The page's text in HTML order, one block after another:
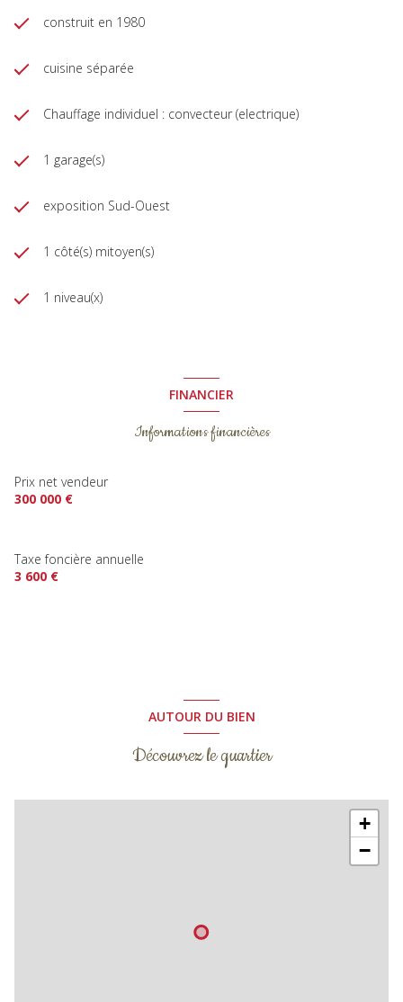
construit en 1980
cuisine séparée
Chauffage individuel : convecteur (electrique)
1 garage(s)
exposition Sud-Ouest
1 côté(s) mitoyen(s)
1 niveau(x)
FINANCIER
Informations financières
Prix net vendeur
300 000 €
Taxe foncière annuelle
3 600 €
AUTOUR DU BIEN
Découvrez le quartier
+
−